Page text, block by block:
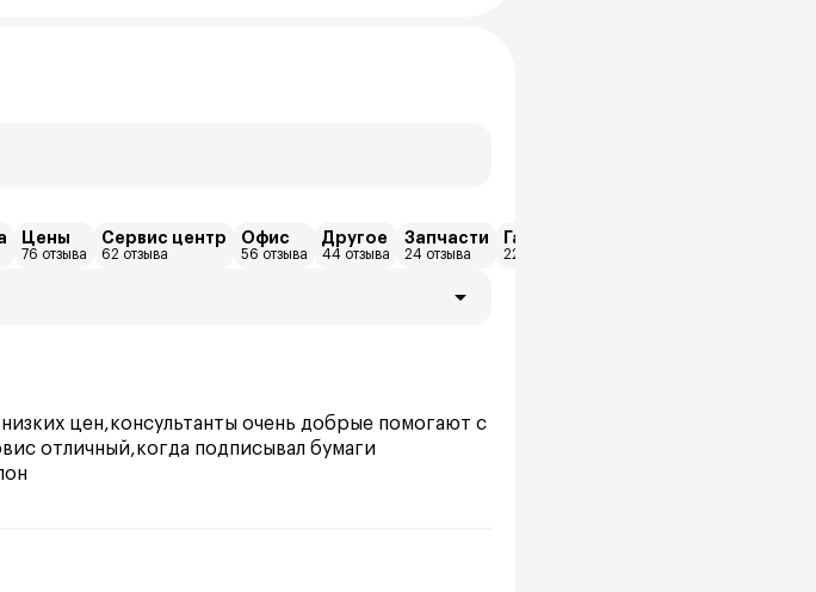
Цены
76 отзыва
Сервис центр
62 отзыва
Офис
56 отзыва
Другое
44 отзыва
Запчасти
24 отзыва
Гарантия
22 отзыва
цен,консультанты очень добрые помогают с
отличный,когда подписывал бумаги